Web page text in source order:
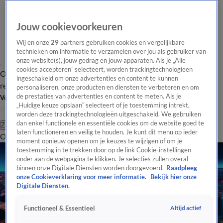
Overzicht Laatste nieuws Regionieuws Het beste van Hart
Tip de
redactie
Volg Hart van Nederland
Zoeken
OverzichtRegioUitzendingenWeerTip de redactiePanelVideo's
Jouw cookievoorkeuren
Wij en onze29 partners gebruiken cookies en vergelijkbare
technieken om informatie te verzamelen over jou als gebruiker van
onze website(s), jouw gedrag en jouw apparaten. Als je „Alle
cookies accepteren” selecteert, worden trackingtechnologieën
ingeschakeld om onze advertenties en content te kunnen
personaliseren, onze producten en diensten te verbeteren en om
de prestaties van advertenties en content te meten. Als je
„Huidige keuze opslaan” selecteert of je toestemming intrekt,
worden deze trackingtechnologieën uitgeschakeld. We gebruiken
dan enkel functionele en essentiële cookies om de website goed te
laten functioneren en veilig te houden. Je kunt dit menu op ieder
moment opnieuw openen om je keuzes te wijzigen of om je
toestemming in te trekken door op de link Cookie-instellingen
onder aan de webpagina te klikken. Je selecties zullen overal
binnen onze Digitale Diensten worden doorgevoerd. Raadpleeg
onze Cookieverklaring voor meer informatie.
Bekijk hier onze
Digitale Diensten.
Functioneel & Essentieel Altijd actief